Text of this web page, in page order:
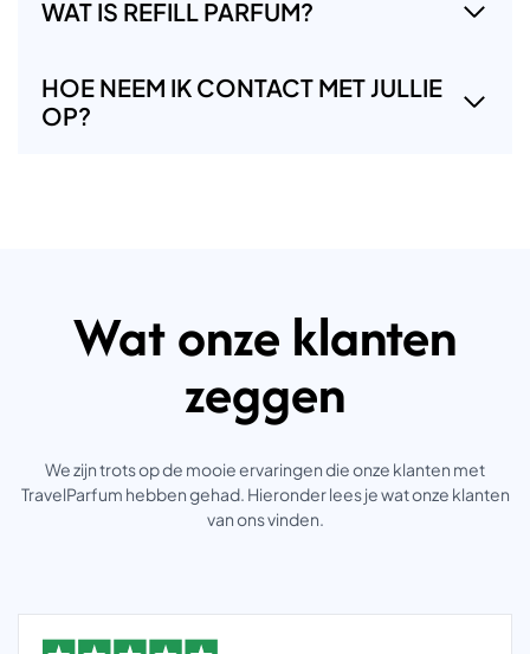
WAT IS REFILL PARFUM?
HOE NEEM IK CONTACT MET JULLIE
OP?
Wat onze klanten
zeggen
We zijn trots op de mooie ervaringen die onze klanten met
TravelParfum hebben gehad. Hieronder lees je wat onze klanten
van ons vinden.